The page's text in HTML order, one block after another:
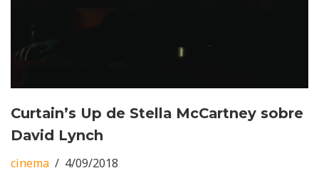
Curtain’s Up de Stella McCartney sobre
David Lynch
cinema 4/09/2018